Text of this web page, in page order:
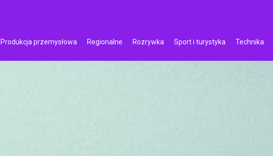
Produkcja przemysłowa Regionalne Rozrywka Sport i turystyka
Technika